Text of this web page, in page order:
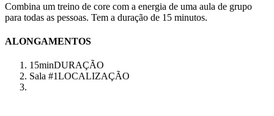
Combina um treino de core com a energia de uma aula de grupo
para todas as pessoas. Tem a duração de 15 minutos.
ALONGAMENTOS
15minDURAÇÃO
Sala #1LOCALIZAÇÃO